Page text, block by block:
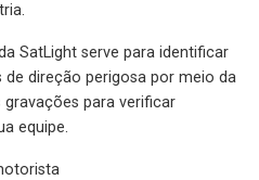
SatLight serve para identificar
direção perigosa por meio da
gravações para verificar
equipe.